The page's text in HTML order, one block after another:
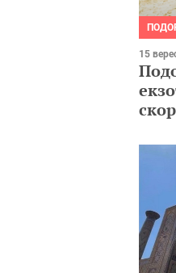
15